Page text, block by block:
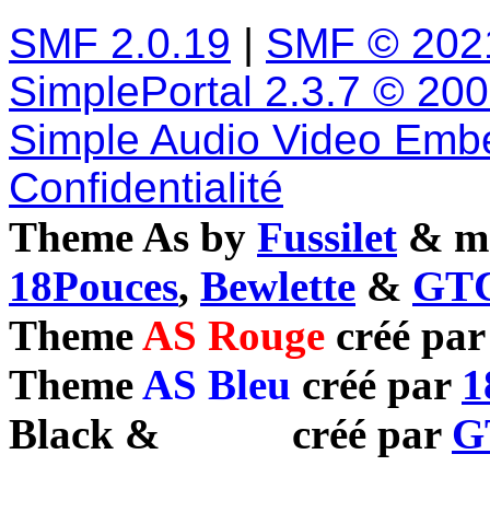
SMF 2.0.19 | SMF ©
SimplePortal 2.3.7 ©
Simple Audio Video
Confidentialité
Theme As by Fussilet &
18Pouces, Bewlette &
ThemeAS Rouge créé
ThemeAS Bleu créé par
Black & créé par